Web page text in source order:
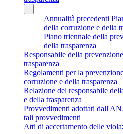
Annualità precedenti
della corruzione e della
Piano triennale della
della trasparenza
Responsabile della
trasparenza
Regolamenti per la
corruzione e della trasparenza
Relazione del responsabile
e della trasparenza
Provvedimenti adottati
tali provvedimenti
Atti di accertamento delle